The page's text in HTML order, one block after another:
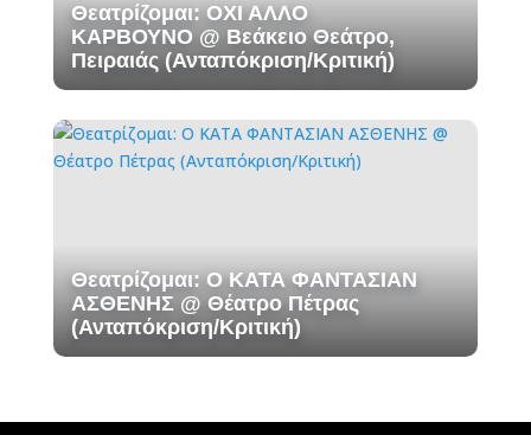
Θεατρίζομαι: ΟΧΙ ΑΛΛΟ
ΚΑΡΒΟΥΝΟ @ Βεάκειο Θεάτρο,
Πειραιάς (Ανταπόκριση/Κριτική)
Θεατρίζομαι: Ο ΚΑΤΑ ΦΑΝΤΑΣΙΑΝ
ΑΣΘΕΝΗΣ @ Θέατρο Πέτρας
(Ανταπόκριση/Κριτική)